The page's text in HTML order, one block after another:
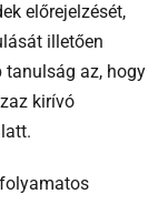
előrejelzését,
illetően
tanulság az, hogy
kirívó